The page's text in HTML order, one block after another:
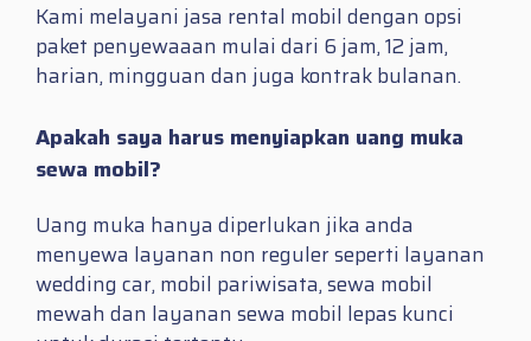
Kami melayani jasa rental mobil dengan opsi
paket penyewaaan mulai dari 6 jam, 12 jam,
harian, mingguan dan juga kontrak bulanan.
Apakah saya harus menyiapkan uang muka
sewa mobil?
Uang muka hanya diperlukan jika anda
menyewa layanan non reguler seperti layanan
wedding car, mobil pariwisata, sewa mobil
mewah dan layanan sewa mobil lepas kunci